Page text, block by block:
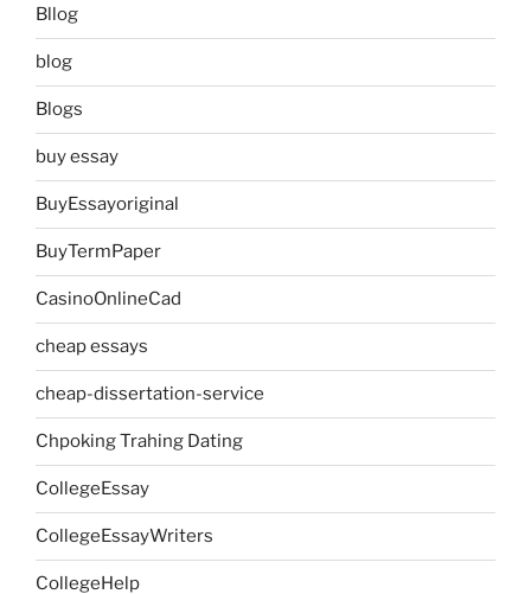
Bllog
blog
Blogs
buy essay
BuyEssayoriginal
BuyTermPaper
CasinoOnlineCad
cheap essays
cheap-dissertation-service
Chpoking Trahing Dating
CollegeEssay
CollegeEssayWriters
CollegeHelp